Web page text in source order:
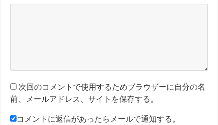
次回のコメントで使用するためブラウザーに自分の名
前、メールアドレス、サイトを保存する。
コメントに返信があったらメールで通知する。